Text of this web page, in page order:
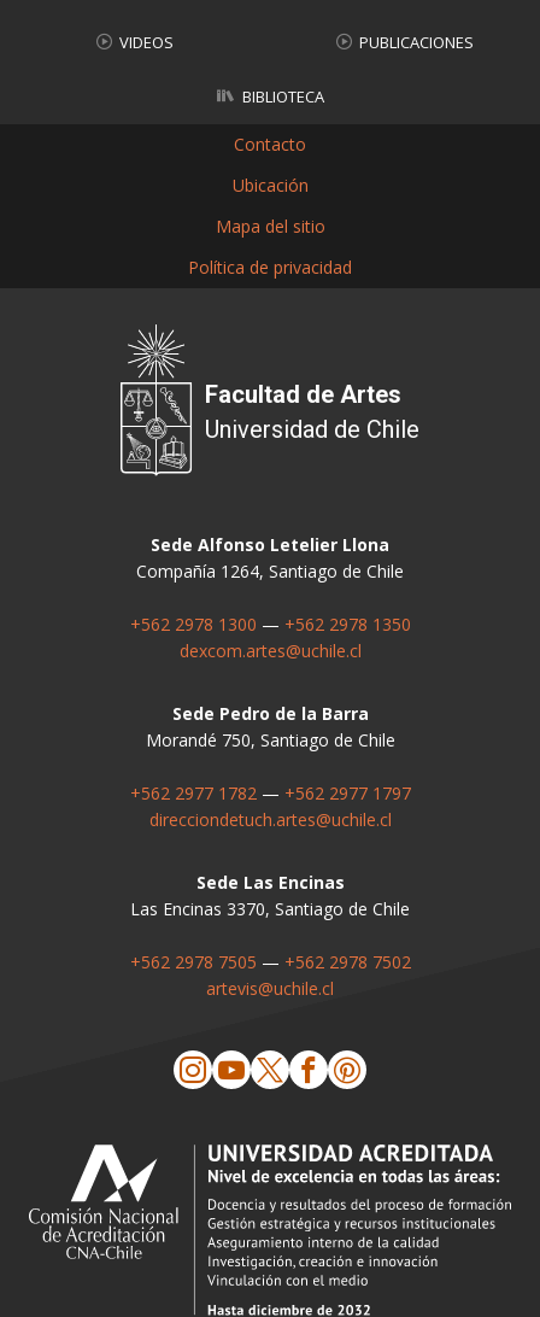
VIDEOS PUBLICACIONES
BIBLIOTECA
Contacto
Ubicación
Mapa del sitio
Política de privacidad
Facultad de Artes
Universidad de Chile
Sede Alfonso Letelier Llona
Compañía 1264, Santiago de Chile
+562 2978 1300 — +562 2978 1350
dexcom.artes@uchile.cl
Sede Pedro de la Barra
Morandé 750, Santiago de Chile
+562 2977 1782— +562 2977 1797
direcciondetuch.artes@uchile.cl
Sede Las Encinas
Las Encinas 3370, Santiago de Chile
+562 2978 7505 — +562 2978 7502
artevis@uchile.cl